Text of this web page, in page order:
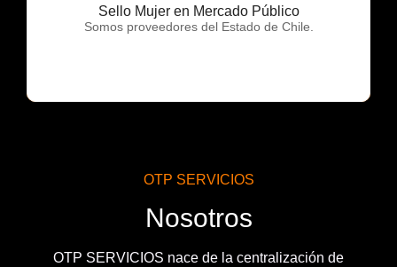
Sello Mujer en Mercado Público
Somos proveedores del Estado de Chile.
OTP Servicios
OTP SERVICIOS
Nosotros
OTP SERVICIOS nace de la centralización de